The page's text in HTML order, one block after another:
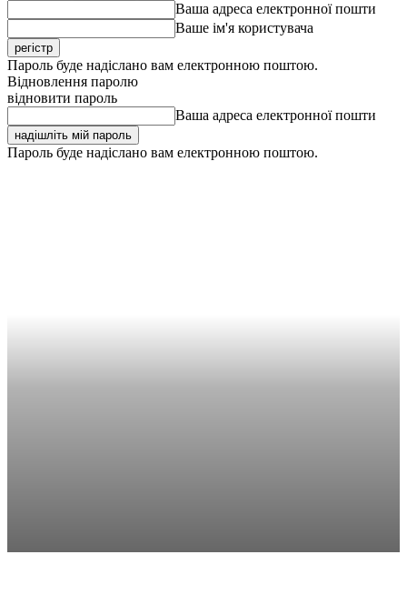
Ваша адреса електронної пошти
Ваше ім'я користувача
Пароль буде надіслано вам електронною поштою.
Відновлення паролю
відновити пароль
Ваша адреса електронної пошти
Пароль буде надіслано вам електронною поштою.